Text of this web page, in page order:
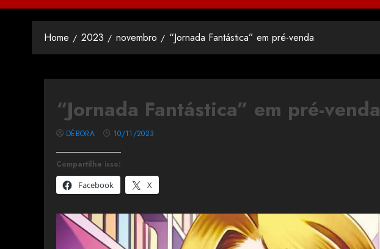
Home 2023 novembro “Jornada Fantástica” em pré-venda
“Jornada Fantástica” em pré-venda
Compartilhe isso:
Facebook
X
DÉBORA 10/11/2023